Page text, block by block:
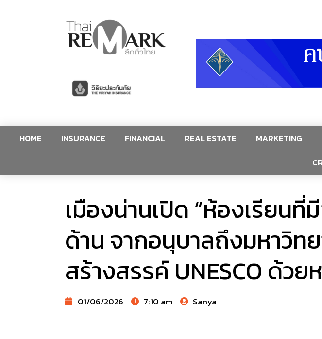
HOME INSURANCE FINANCIAL REAL ESTATE MARKETING
เมืองน่านเปิด “ห้องเรีย
ด้าน จากอนุบาลถึงมหาวิท
สร้างสรรค์ UNESCO ด้ว
01/06/2026 7:10 am Sanya